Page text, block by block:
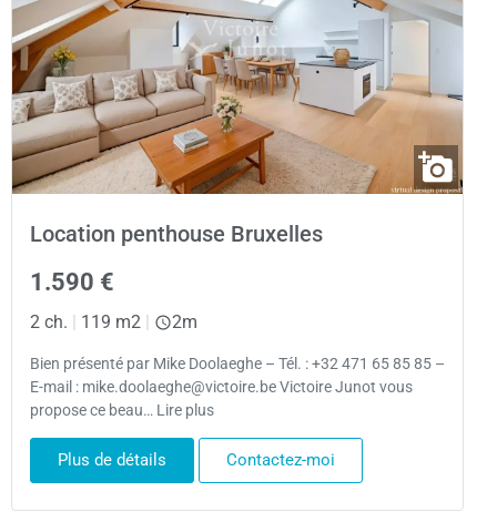
Location penthouse Bruxelles
1.590 €
2 ch. 119 m2 2m
Bien présenté par Mike Doolaeghe – Tél. : +32 471 65 85 85 –
E-mail : mike.doolaeghe@victoire.be Victoire Junot vous
propose ce beau… Lire plus
Plus de détails Contactez-moi